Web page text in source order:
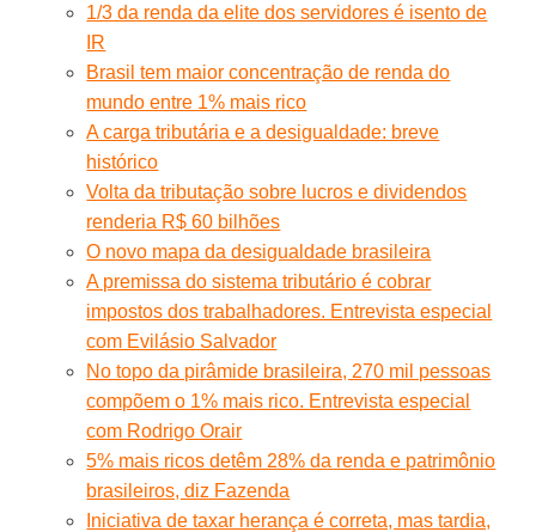
1/3 da renda da elite dos servidores é isento de
IR
Brasil tem maior concentração de renda do
mundo entre 1% mais rico
A carga tributária e a desigualdade: breve
histórico
Volta da tributação sobre lucros e dividendos
renderia R$ 60 bilhões
O novo mapa da desigualdade brasileira
A premissa do sistema tributário é cobrar
impostos dos trabalhadores. Entrevista especial
com Evilásio Salvador
No topo da pirâmide brasileira, 270 mil pessoas
compõem o 1% mais rico. Entrevista especial
com Rodrigo Orair
5% mais ricos detêm 28% da renda e patrimônio
brasileiros, diz Fazenda
Iniciativa de taxar herança é correta, mas tardia,